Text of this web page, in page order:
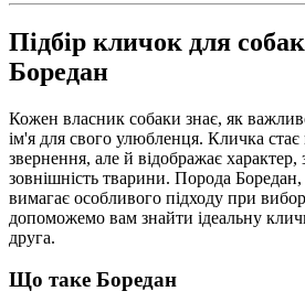
Підбір кличок для
Боредан
Кожен власник собаки знає, як
ім'я для свого улюбленця. Кличка
звернення, але й відображає характер,
зовнішність тварини. Порода
вимагає особливого підходу при
допоможемо вам знайти ідеальну
друга.
Що таке Боредан